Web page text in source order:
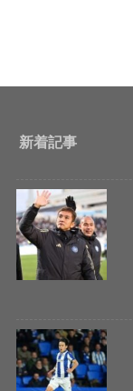
新着記事